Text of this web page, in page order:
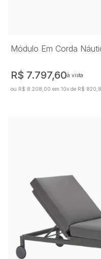
Módulo Em Corda
R$ 7.797,60à vista
ou R$ 8.208,00 em 10x de R$